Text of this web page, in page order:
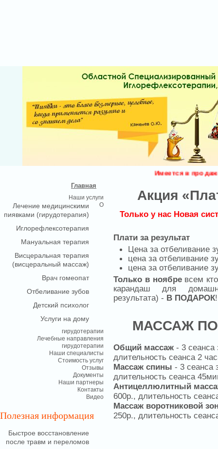
Имеется в продаже
Главная
Наши услуги
Лечение медицинскими
пиявками (гирудотерапия)
Иглорефлексотерапия
Мануальная терапия
Виcцеральная терапия
(висцеральный массаж)
Врач гомеопат
Отбеливание зубов
Детский психолог
Услуги на дому
О
гирудотерапии
Лечебные направления
гирудотерапии
Наши специалисты
Стоимость услуг
Отзывы
Документы
Наши партнеры
Контакты
Видео
Полезная информация
Быстрое восстановление
после травм и переломов
Акция
Только у нас Новая
Плати за результат
Цена за отбеливание
цена за отбеливание
цена за отбеливание
Только в ноябревсем
карандаш для
результата) - В ПОДАРОК
МАССАЖ
Общий массаж - 3 сеанса
длительность сеанса 2
Массаж спины - 3 сеанса
длительность сеанса
Антицеллюлитный
600р., длительность
Массаж воротниковой
250р., длительность